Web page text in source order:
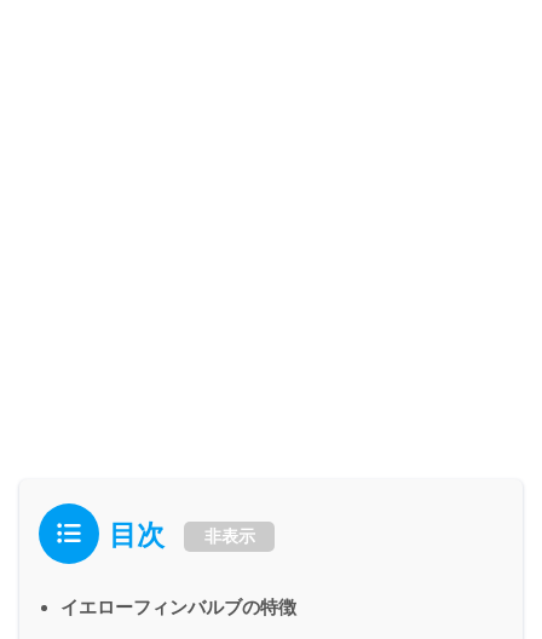
目次 非表示
イエローフィンバルブの特徴